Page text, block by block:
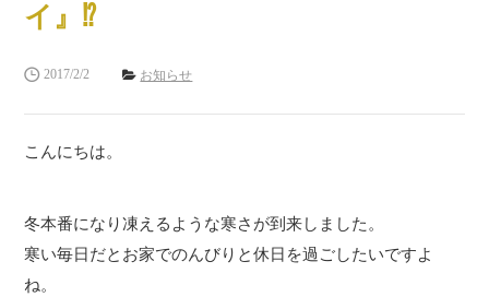
イ』⁉︎
2017/2/2 お知らせ
こんにちは。
冬本番になり凍えるような寒さが到来しました。
寒い毎日だとお家でのんびりと休日を過ごしたいですよ
ね。